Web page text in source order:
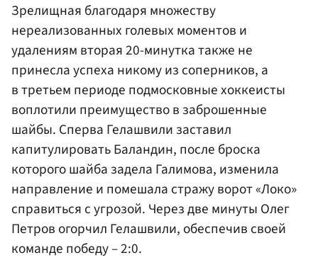
Зрелищная благодаря множеству
нереализованных голевых моментов и
удалениям вторая 20-минутка также не
принесла успеха никому из соперников, а
в третьем периоде подмосковные хоккеисты
воплотили преимущество в заброшенные
шайбы. Сперва Гелашвили заставил
капитулировать Баландин, после броска
которого шайба задела Галимова, изменила
направление и помешала стражу ворот «Локо»
справиться с угрозой. Через две минуты Олег
Петров огорчил Гелашвили, обеспечив своей
команде победу – 2:0.